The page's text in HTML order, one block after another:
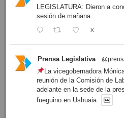
LEGISLATURA: Dieron a
sesión de mañana
X
Prensa Legislativa
La vicegobernadora
reunión de la Comisión de
adelante en la sede de la
fueguino en Ushuaia.